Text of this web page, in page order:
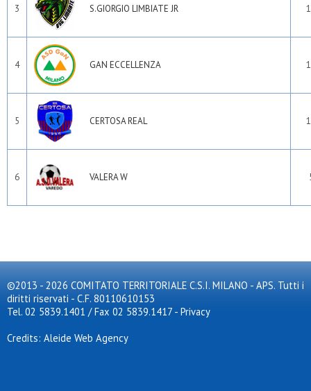
3 S.GIORGIO LIMBIATE JR
4 GAN ECCELLENZA
5 CERTOSA REAL
6 VALERA W
©2013 - 2026 COMITATO TERRITORIALE C.S.I. MILANO - APS. Tutti i
diritti riservati - C.F. 80110610153
Tel. 02 5839.1401 / Fax 02 5839.1417 - Privacy
Credits: Aleide Web Agency